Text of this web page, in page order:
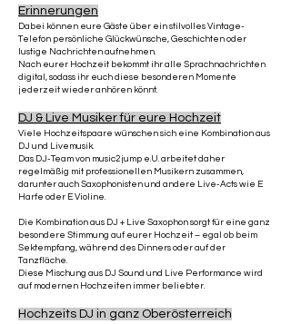
Erinnerungen
Dabei können eure Gäste über ein stilvolles Vintage-
Telefon persönliche Glückwünsche, Geschichten oder
lustige Nachrichten aufnehmen.
Nach eurer Hochzeit bekommt ihr alle Sprachnachrichten
digital, sodass ihr euch diese besonderen Momente
jederzeit wieder anhören könnt.
DJ & Live Musiker für eure Hochzeit
Viele Hochzeitspaare wünschen sich eine Kombination aus
DJ und Livemusik.
Das DJ-Team von music2jump e.U. arbeitet daher
regelmäßig mit professionellen Musikern zusammen,
darunter auch Saxophonisten und andere Live-Acts wie E
Harfe oder E Violine.
Die Kombination aus DJ + Live Saxophon sorgt für eine ganz
besondere Stimmung auf eurer Hochzeit – egal ob beim
Sektempfang, während des Dinners oder auf der
Tanzfläche.
Diese Mischung aus DJ Sound und Live Performance wird
auf modernen Hochzeiten immer beliebter.
Hochzeits DJ in ganz Oberösterreich